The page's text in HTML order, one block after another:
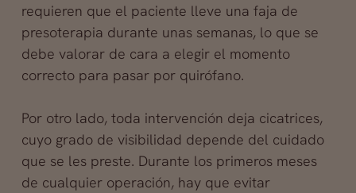
requieren que el paciente lleve una faja de
presoterapia durante unas semanas, lo que se
debe valorar de cara a elegir el momento
correcto para pasar por quirófano.
Por otro lado, toda intervención deja cicatrices,
cuyo grado de visibilidad depende del cuidado
que se les preste. Durante los primeros meses
de cualquier operación, hay que evitar